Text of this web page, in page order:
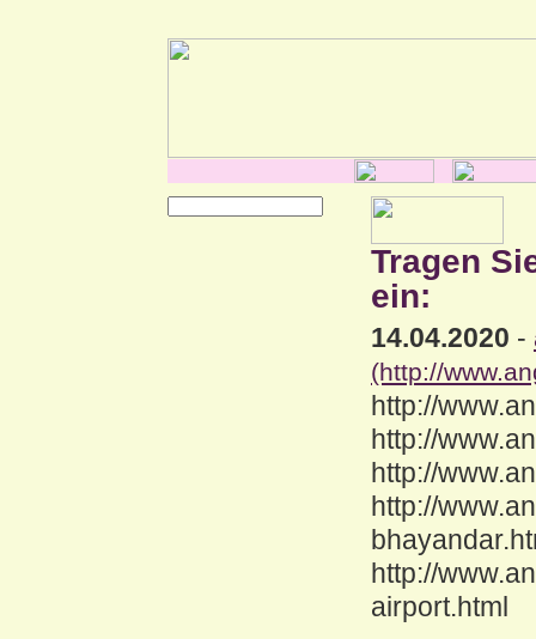
Tragen
ein:
14.04.2020 -
(http://
http://
http://
http://
http://
http://
airport.html